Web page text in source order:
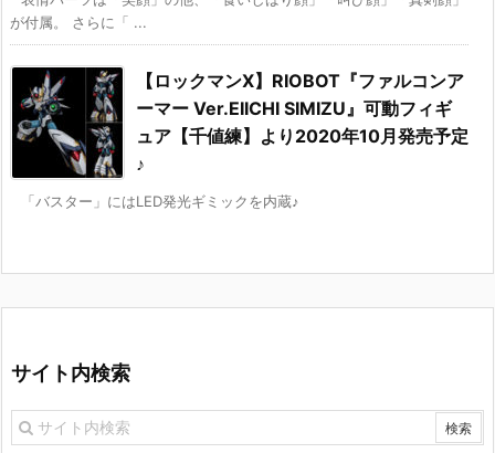
が付属。 さらに「 ...
【ロックマンX】RIOBOT『ファルコンア
ーマー Ver.EIICHI SIMIZU』可動フィギ
ュア【千値練】より2020年10月発売予定
♪
「バスター」にはLED発光ギミックを内蔵♪
サイト内検索